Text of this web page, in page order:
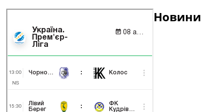
Новини